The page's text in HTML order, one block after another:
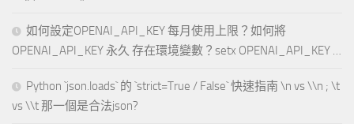
如何設定OPENAI_API_KEY 每月使用上限？如何將
OPENAI_API_KEY 永久 存在環境變數？setx OPENAI_API_KEY …
Python `json.loads` 的 `strict=True / False` 快速指南 \n vs \\n ; \t
vs \\t 那一個是合法json?